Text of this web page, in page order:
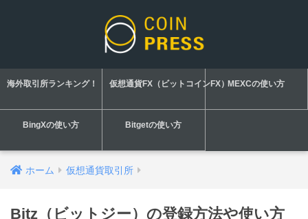
海外取引所ランキング！ 仮想通貨FX（ビットコインFX）MEXCの使い方
BingXの使い方 Bitgetの使い方
ホーム 仮想通貨取引所
Bitz（ビットジー）の登録方法や使い方